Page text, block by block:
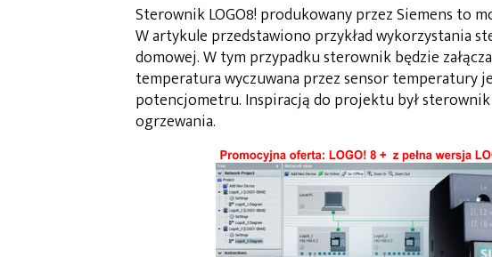
Sterownik LOGO8! produkowany przez Siemens to
W artykule przedstawiono przykład wykorzystania
domowej. W tym przypadku sterownik będzie
temperatura wyczuwana przez sensor temperatury
potencjometru. Inspiracją do projektu był
ogrzewania.